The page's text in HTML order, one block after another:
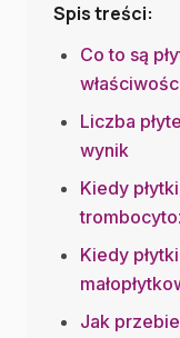
Spis treści:
Co to są
Liczba
wynik
Kiedy
Kiedy
Jak